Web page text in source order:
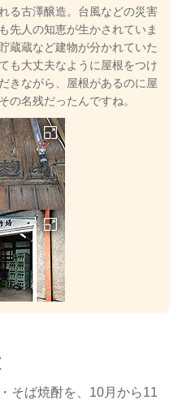
る古澤醸造。台風などの災害
先人の知恵が生かされていま
蔵蔵など建物が分かれていた
も大丈夫なように屋根をつけ
きながら、屋根があるのに屋
の名残だったんですね。
そば焼酎を、10月から11